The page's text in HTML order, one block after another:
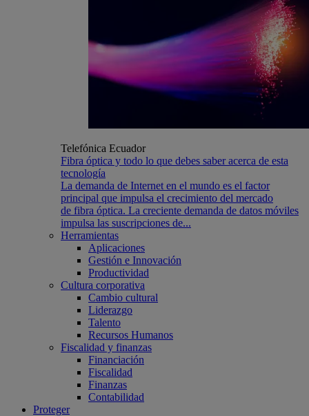
Telefónica Ecuador
Fibra óptica y todo lo que debes saber acerca de esta
tecnología
La demanda de Internet en el mundo es el factor
principal que impulsa el crecimiento del mercado
de fibra óptica. La creciente demanda de datos móviles
impulsa las suscripciones de...
Herramientas
Aplicaciones
Gestión e Innovación
Productividad
Cultura corporativa
Cambio cultural
Liderazgo
Talento
Recursos Humanos
Fiscalidad y finanzas
Financiación
Fiscalidad
Finanzas
Contabilidad
Proteger